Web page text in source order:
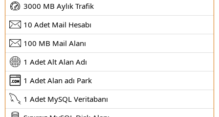
3000 MB Aylık Trafik
10 Adet Mail Hesabı
100 MB Mail Alanı
1 Adet Alt Alan Adı
1 Adet Alan adı Park
1 Adet MySQL Veritabanı